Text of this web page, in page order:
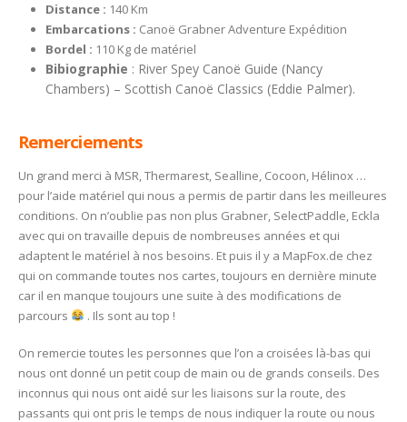
Distance : 140 Km
Embarcations : Canoë Grabner Adventure Expédition
Bordel : 110 Kg de matériel
Bibiographie : River Spey Canoë Guide (Nancy
Chambers) – Scottish Canoë Classics (Eddie Palmer).
Remerciements
Un grand merci à MSR, Thermarest, Sealline, Cocoon, Hélinox …
pour l’aide matériel qui nous a permis de partir dans les meilleures
conditions. On n’oublie pas non plus Grabner, SelectPaddle, Eckla
avec qui on travaille depuis de nombreuses années et qui
adaptent le matériel à nos besoins. Et puis il y a MapFox.de chez
qui on commande toutes nos cartes, toujours en dernière minute
car il en manque toujours une suite à des modifications de
parcours
. Ils sont au top !
On remercie toutes les personnes que l’on a croisées là-bas qui
nous ont donné un petit coup de main ou de grands conseils. Des
inconnus qui nous ont aidé sur les liaisons sur la route, des
passants qui ont pris le temps de nous indiquer la route ou nous